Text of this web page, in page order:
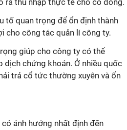
ra thu nhập thực tế cho cổ đông.
tố quan trọng để ổn định thành
cho công tác quản lí công ty.
giúp cho công ty có thể
dịch chứng khoán. Ở nhiều quốc
trả cổ tức thường xuyên và ổn
ảnh hưởng nhất định đến